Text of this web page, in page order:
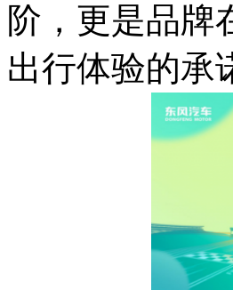
阶，更是品牌
出行体验的承